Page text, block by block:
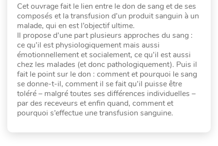
Cet ouvrage fait le lien entre le don de sang et de ses
composés et la transfusion d’un produit sanguin à un
malade, qui en est l’objectif ultime.
Il propose d’une part plusieurs approches du sang :
ce qu’il est physiologiquement mais aussi
émotionnellement et socialement, ce qu’il est aussi
chez les malades (et donc pathologiquement). Puis il
fait le point sur le don : comment et pourquoi le sang
se donne-t-il, comment il se fait qu’il puisse être
toléré – malgré toutes ses différences individuelles –
par des receveurs et enfin quand, comment et
pourquoi s’effectue une transfusion sanguine.